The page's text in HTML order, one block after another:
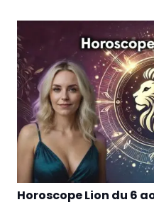
Horoscope Lion du 6